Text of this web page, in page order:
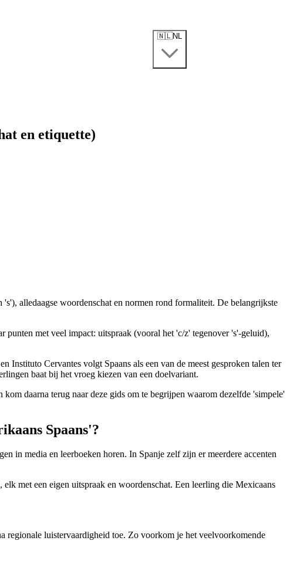
🇳🇱NL
en etiquette)
alledaagse woordenschat en normen rond formaliteit. De belangrijkste
punten met veel impact: uitspraak (vooral het 'c/z' tegenover 's'-geluid),
Cervantes volgt Spaans als een van de meest gesproken talen ter
baat bij het vroeg kiezen van een doelvariant.
kom daarna terug naar deze gids om te begrijpen waarom dezelfde 'simpele'
Spaans'?
in media en leerboeken horen. In Spanje zelf zijn er meerdere accenten
met een eigen uitspraak en woordenschat. Een leerling die Mexicaans
regionale luistervaardigheid toe. Zo voorkom je het veelvoorkomende